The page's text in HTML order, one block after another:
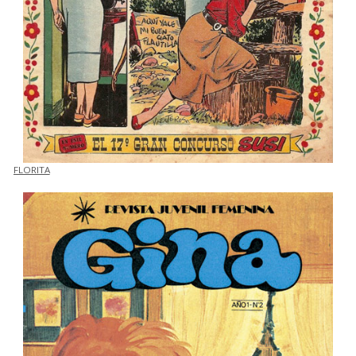
FLORITA